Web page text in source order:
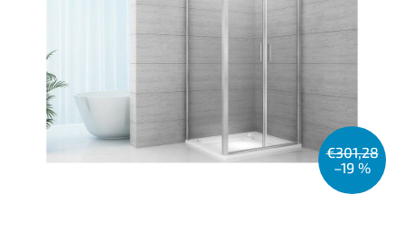
€301,28
–19 %